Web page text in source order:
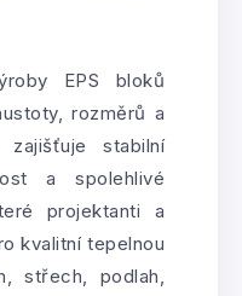
EPS bloků
rozměrů a
stabilní
a spolehlivé
projektanti a
kvalitní tepelnou
střech, podlah,